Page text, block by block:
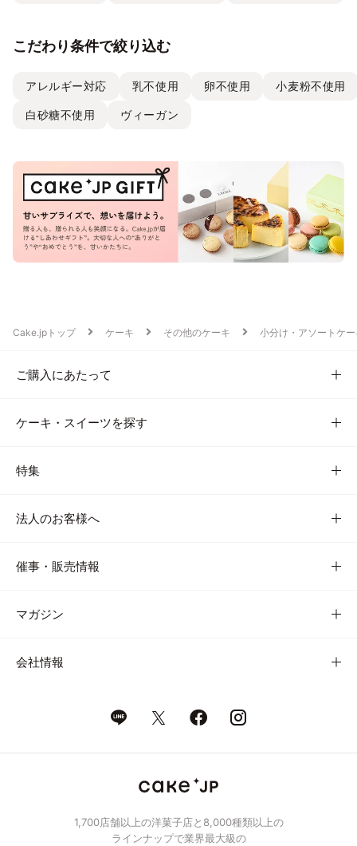
こだわり条件で絞り込む
アレルギー対応 乳不使用 卵不使用 小麦粉不使用
白砂糖不使用 ヴィーガン
Cake.jpトップ ケーキ その他のケーキ 小分け・アソートケ
ご購入にあたって
ケーキ・スイーツを探す
特集
法人のお客様へ
催事・販売情報
マガジン
会社情報
1,700店舗以上の洋菓子店と8,000種類以上の
ラインナップで業界最大級の